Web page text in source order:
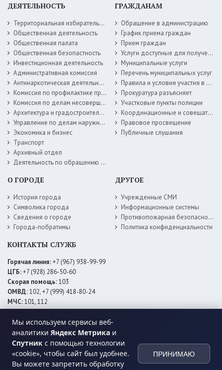
Мы используем сервисы веб-
аналитики Яндекс Метрика и
Спутник с помощью технологии
«cookie», чтобы сайт был удобнее.
Вы можете запретить обработку
ПРИНИМАЮ
ДЕЯТЕЛЬНОСТЬ
Территориальная избирательная комиссия
Общественная деятельность
Общественная палата
Общественная безопастность
Инвестиционная деятельность
Административная комиссия
Антинаркотическая деятельность
Комиссия по профилактике правонарушений
Комиссия по делам несовершеннолетних
Архитектура и градостроительство
Управление по делам наружной рекламы
Экономика и бизнес
Транспорт
Архивный отдел
Деятельность по обращению с животными без владельцев
ГРАЖДАНАМ
Обращение в администрацию
График приема граждан
Прием граждан
Услуги доступные для получения в электронной форме
Муниципальные услуги
Перечень муниципальных услуг
Правила и условия участия в жилищных программах
Прокуратура разъясняет
Участковые пункты полиции
Координационные и совещательные органы
Правовое просвещение
Публичные слушания
О ГОРОДЕ
История города
Символика города
Сведения о городе
Города-побратимы
ДРУГОЕ
Учрежденные СМИ
Информационные системы
Противопожарная безопасность
Политика конфиденциальности
КОНТАКТЫ СЛУЖБ
Горячая линия:+7 (967) 938-99-99
ЦГБ:+7 (928) 286-50-60
Скорая помощь:103
ОМВД:102, +7 (999) 418-80-24
МЧС:101, 112
ЕДДС:+7 (928) 576-09-83
Электросети:+7 (800) 220-02-20
Даггаз:+7 (928) 980-64-04
Горводоснаб: +7 (928) 559-59-74
Теплоснаб: +7 (928) 873-27-09
МФЦ:+7 (938) 777-82-44